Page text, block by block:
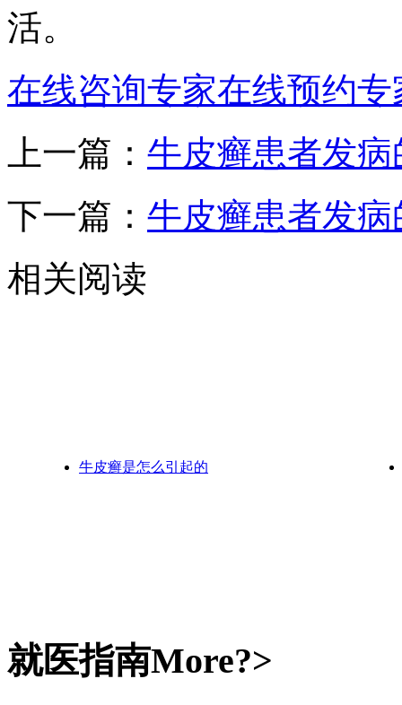
活。
在线咨询专家在线预约专
上一篇： 牛皮癣患者发
下一篇： 牛皮癣患者发
相关阅读
牛皮癣是怎么引起的
就医指南More?>